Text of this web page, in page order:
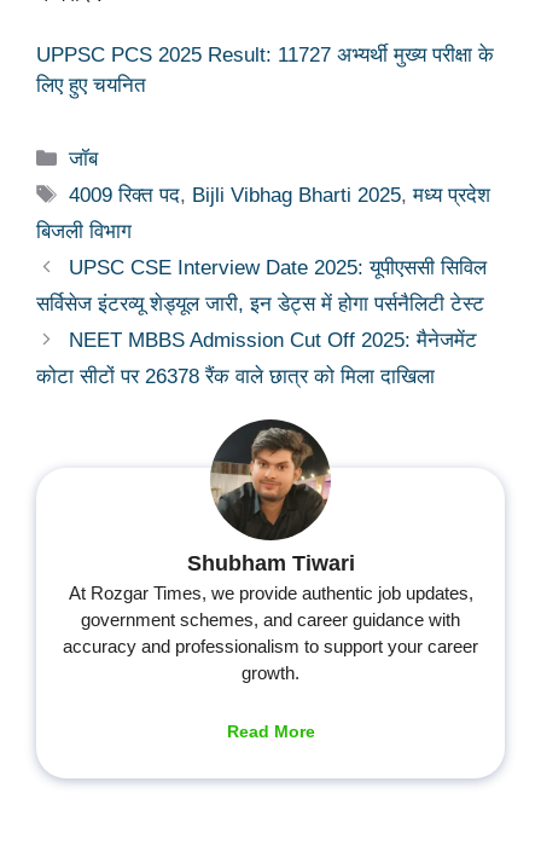
UPPSC PCS 2025 Result: 11727 अभ्यर्थी मुख्य परीक्षा के
लिए हुए चयनित
Categories
जॉब
Tags
4009 रिक्त पद, Bijli Vibhag Bharti 2025,मध्य प्रदेश
बिजली विभाग
UPSC CSE Interview Date 2025: यूपीएससी सिविल
सर्विसेज इंटरव्यू शेड्यूल जारी, इन डेट्स में होगा पर्सनैलिटी टेस्ट
NEET MBBS Admission Cut Off 2025: मैनेजमेंट
कोटा सीटों पर 26378 रैंक वाले छात्र को मिला दाखिला
Shubham Tiwari
At Rozgar Times, we provide authentic job updates,
government schemes, and career guidance with
accuracy and professionalism to support your career
growth.
Read More